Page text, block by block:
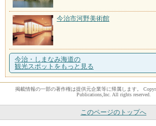
今治市河野美術館
今治・しまなみ海道の
観光スポットをもっと見る
掲載情報の一部の著作権は提供元企業等に帰属します。
Publications,Inc. All rights reserved.
このページのトップへ